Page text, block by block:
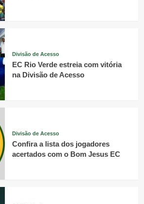
Divisão de Acesso
EC Rio Verde estreia com vitória
na Divisão de Acesso
Divisão de Acesso
Confira a lista dos jogadores
acertados com o Bom Jesus EC